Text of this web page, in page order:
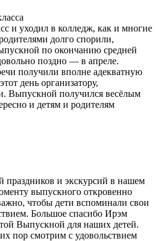
и уходил в колледж, как и многие
долго спорили,
по окончанию средней
поздно — в апреле.
получили вполне адекватную
день организатору,
Выпускной получился весёлым
и детям и родителям
праздников и экскурсий в нашем
выпускного откровенно
чтобы дети вспоминали свои
Большое спасибо Ирэм
Выпускной для наших детей.
пор смотрим с удовольствием